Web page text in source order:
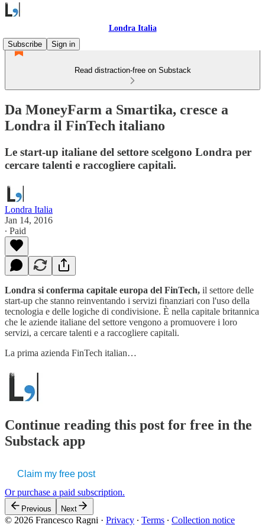
Londra Italia
Subscribe
Sign in
Read distraction-free on Substack
Da MoneyFarm a Smartika, cresce a
Londra il FinTech italiano
Le start-up italiane del settore scelgono Londra per
cercare talenti e raccogliere capitali.
Londra Italia
Jan 14, 2016
∙ Paid
Londra si conferma capitale europa del FinTech, il settore delle
start-up che stanno reinventando i servizi finanziari con l'uso della
tecnologia e delle logiche di condivisione. È nella capitale britannica
che le aziende italiane del settore vengono a promuovere i loro
servizi, a cercare talenti e a raccogliere capitali.
La prima azienda FinTech italian…
Continue reading this post for free in the
Substack app
Claim my free post
Or purchase a paid subscription.
Previous Next
© 2026 Francesco Ragni · Privacy ∙ Terms ∙ Collection notice